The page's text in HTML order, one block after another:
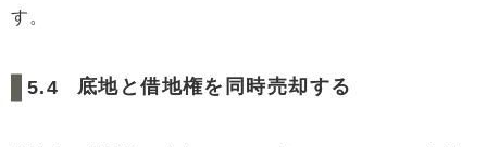
す。
底地と借地権を同時売却する